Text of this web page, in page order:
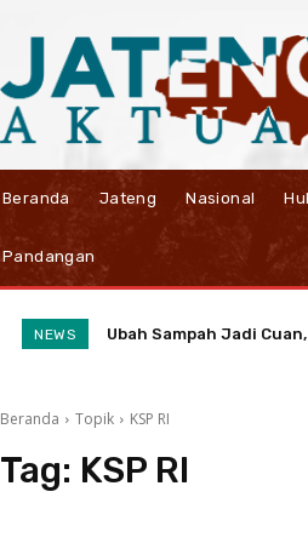
Beranda Jateng Nasional
Pandangan
NEWS Ubah Sampah Jadi
Beranda Topik KSP RI
Tag: KSP RI